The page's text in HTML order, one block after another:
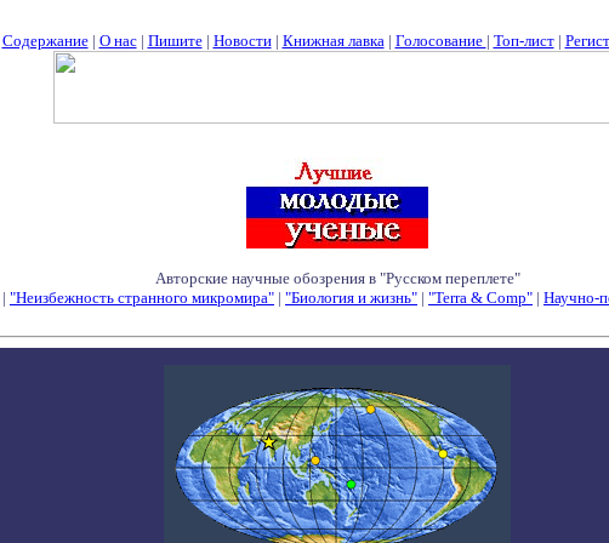
Содержание| О нас| Пишите| Новости| Книжная лавка| Голосование | Топ-лист|
Авторские научные обозрения в "Русском переплете"
| "Неизбежность странного микромира" | "Биология и жизнь" | "Terra & Comp" | Научно-